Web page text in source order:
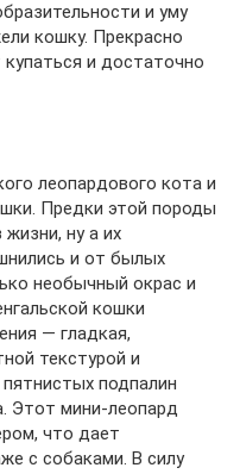
и уму
кошку. Прекрасно
и достаточно
леопардового кота и
Предки этой породы
ну а их
и от былых
необычный окрас и
кошки
— гладкая,
текстурой и
подпалин
Этот мини-леопард
что дает
с собаками. В силу